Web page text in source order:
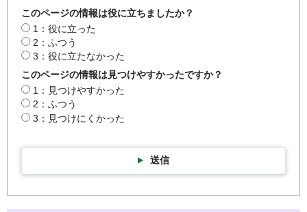
このページの情報は役に立ちましたか？
1：役に立った
2：ふつう
3：役に立たなかった
このページの情報は見つけやすかったですか？
1：見つけやすかった
2：ふつう
3：見つけにくかった
送信